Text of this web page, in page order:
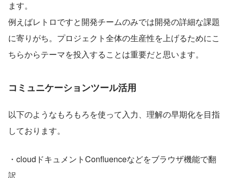
ます。
例えばレトロですと開発チームのみでは開発の詳細な課題
に寄りがち。プロジェクト全体の生産性を上げるためにこ
ちらからテーマを投入することは重要だと思います。
コミュニケーションツール活用
以下のようなもろもろを使って入力、理解の早期化を目指
しております。
・cloudドキュメントConfluenceなどをブラウザ機能で翻
訳